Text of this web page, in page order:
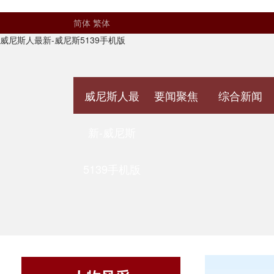
简体 繁体
威尼斯人最新-威尼斯5139手机版
威尼斯人最 要闻聚焦 综合新闻